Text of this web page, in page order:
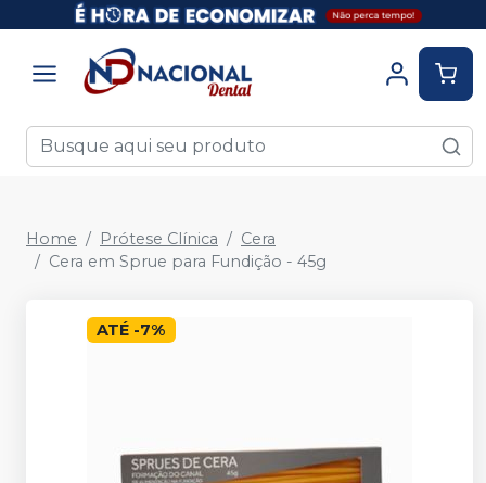
Home Prótese Clínica
Cera
Cera em Sprue para Fundição - 45g
ATÉ -7%